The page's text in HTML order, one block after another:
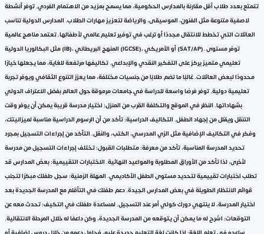
تتمتع بعدد طلاب أقل مقارنة بالمدارس الحكومية، مما يسمح بمزيد من الاهتمام الفردي. توفر أنشطة
لاصفية متنوعة مثل الفنون، الموسيقى، والرياضة لتعزيز مهارات الطلاب. المدارس الدولية تناسب
العائلات التي تخطط للانتقال مجددًا أو ترغب في توفير تعليم عالمي لأطفالها. تعتمد مناهج عالمية
مثل البكالوريا الدولية (IB)، المنهج البريطاني (IGCSE)، أو الأمريكي (SAT/AP). توفر مستوى
تعليمي متميز يركز على التفكير النقدي والإبداعي. تكاليفها مرتفعة للغاية، مما يجعلها خيارًا
محدودًا لبعض العائلات. غالبًا ما تضم طلابًا من جنسيات مختلفة، مما يعزز التنوع الثقافي ويوفر تجربة
تعليمية دولية. توفر فرصًا واسعة للدراسة في جامعات مرموقة حول العالم بفضل الاعتراف الدولي
بشهاداتها. النظر في الموقع والتكلفة القرب من المنزل: اختيار مدرسة قريبة يمكن أن يوفر وقت
التنقل ويقلل من إجهاد الطفل. التكاليف الدراسية: تأكد من أن الرسوم الدراسية مناسبة لميزانيتك،
وفكر في التكاليف الإضافية مثل الزي المدرسي، الكتب، والنقل. التأكد من إجراءات التسجيل بمجرد
تحديد المدرسة المناسبة، تأكد من معرفة: متطلبات القبول: تختلف إجراءات التسجيل من مدرسة
لأخرى، لذا تأكد من الأوراق المطلوبة والمواعيد النهائية. الاختبارات التقييمية: بعض المدارس قد
تطلب اختبارات تقييمية لتحديد مستوى الطفل الأكاديمي. المهلة الزمنية: سجل طفلك مبكرًا لتجنب
قوائم الانتظار الطويلة في بعض المدارس الجيدة. دعم طفلك في التأقلم مع المدرسة الجديدة بعد
اختيار المدرسة، لا ينتهي دورك كولي أمر عند التسجيل. لمساعدة طفلك في التكيف: تحدث معه عن
التوقعات: اشرح له ما يمكن أن يتوقعه من المدرسة الجديدة، وكن داعمًا له خلال المرحلة الانتقالية.